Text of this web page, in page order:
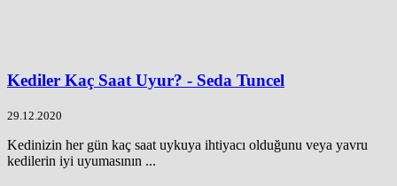
Kediler Kaç Saat Uyur? - Seda Tuncel
29.12.2020
Kedinizin her gün kaç saat uykuya ihtiyacı olduğunu veya yavru
kedilerin iyi uyumasının ...